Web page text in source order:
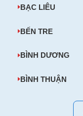
BẠC LIÊU
BẾN TRE
BÌNH DƯƠNG
BÌNH THUẬN